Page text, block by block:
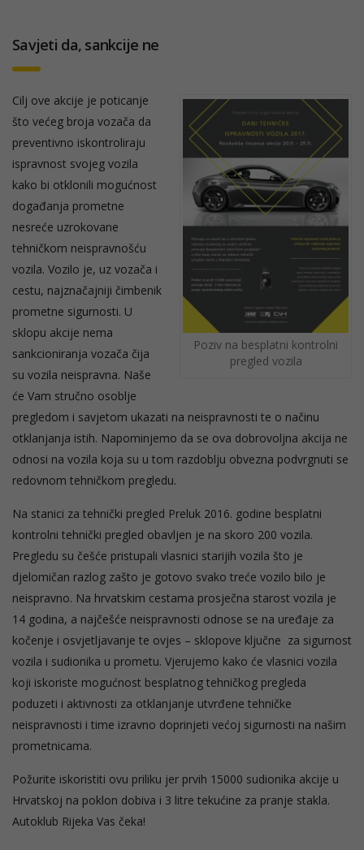
Savjeti da, sankcije ne
Poziv na besplatni kontrolni
pregled vozila
Cilj ove akcije je poticanje
što većeg broja vozača da
preventivno iskontroliraju
ispravnost svojeg vozila
kako bi otklonili mogućnost
događanja prometne
nesreće uzrokovane
tehničkom neispravnošću
vozila. Vozilo je, uz vozača i
cestu, najznačajniji čimbenik
prometne sigurnosti. U
sklopu akcije nema
sankcioniranja vozača čija
su vozila neispravna. Naše
će Vam stručno osoblje
pregledom i savjetom ukazati na neispravnosti te o načinu
otklanjanja istih. Napominjemo da se ova dobrovoljna akcija ne
odnosi na vozila koja su u tom razdoblju obvezna podvrgnuti se
redovnom tehničkom pregledu.
Na stanici za tehnički pregled Preluk 2016. godine besplatni
kontrolni tehnički pregled obavljen je na skoro 200 vozila.
Pregledu su češće pristupali vlasnici starijih vozila što je
djelomičan razlog zašto je gotovo svako treće vozilo bilo je
neispravno. Na hrvatskim cestama prosječna starost vozila je
14 godina, a najčešće neispravnosti odnose se na uređaje za
kočenje i osvjetljavanje te ovjes – sklopove ključne za sigurnost
vozila i sudionika u prometu. Vjerujemo kako će vlasnici vozila
koji iskoriste mogućnost besplatnog tehničkog pregleda
poduzeti i aktivnosti za otklanjanje utvrđene tehničke
neispravnosti i time izravno doprinjeti većoj sigurnosti na našim
prometnicama.
Požurite iskoristiti ovu priliku jer prvih 15000 sudionika akcije u
Hrvatskoj na poklon dobiva i 3 litre tekućine za pranje stakla.
Autoklub Rijeka Vas čeka!